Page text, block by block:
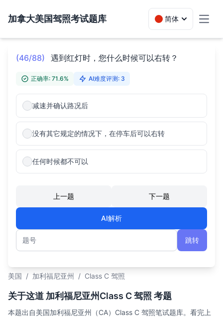
加拿大美国驾照考试题库 简体
(46/88) 遇到红灯时，您什么时候可以右转？
正确率: 71.6% AI难度评测: 3
减速并确认路况后
没有其它规定的情况下，在停车后可以右转
任何时候都不可以
上一题 下一题
AI解析
题号
跳转
美国 / 加利福尼亚州 / Class C 驾照
关于这道 加利福尼亚州Class C 驾照 考题
本题出自美国加利福尼亚州（CA）Class C 驾照笔试题库。看完上